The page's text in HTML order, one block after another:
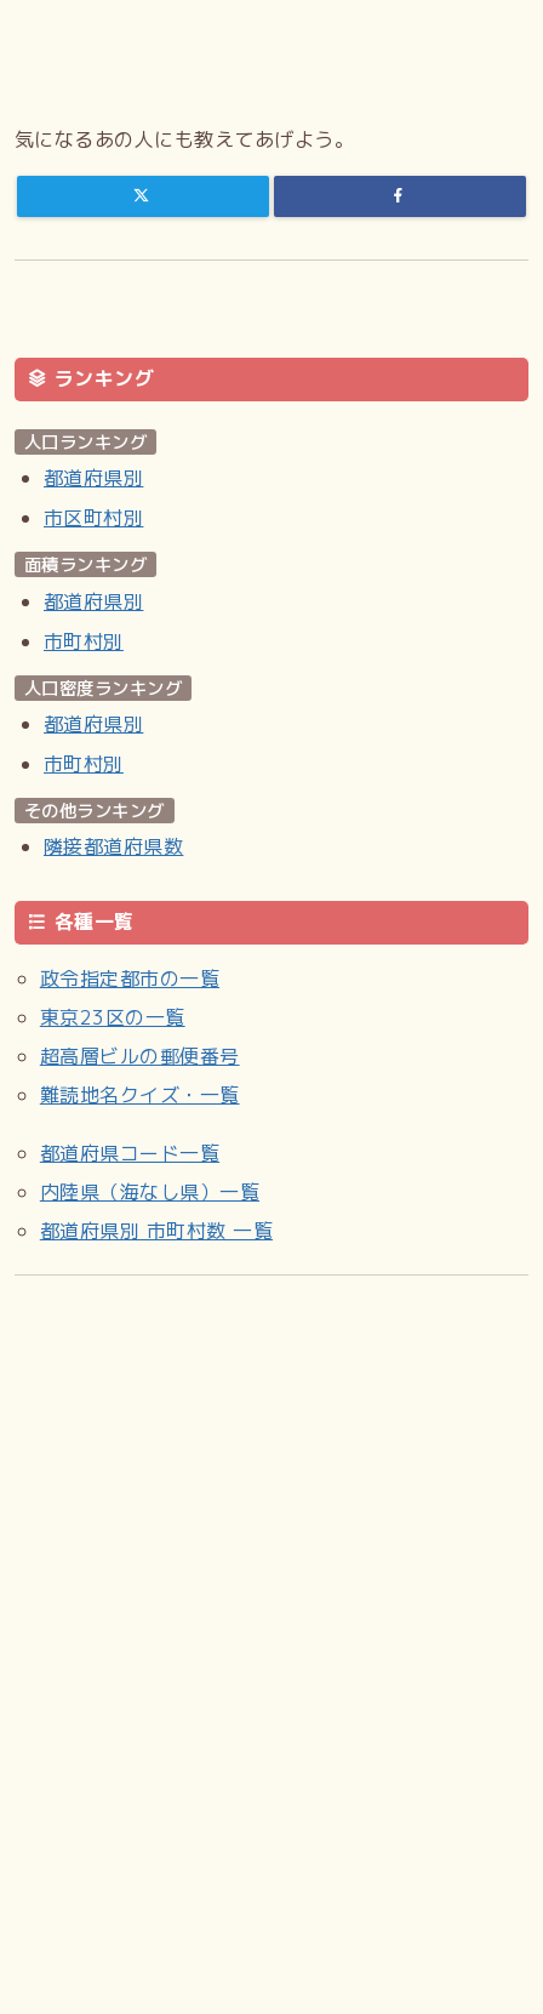
気になるあの人にも教えてあげよう。
ランキング
人口ランキング
都道府県別
市区町村別
面積ランキング
都道府県別
市町村別
人口密度ランキング
都道府県別
市町村別
その他ランキング
隣接都道府県数
各種一覧
政令指定都市の一覧
東京23区の一覧
超高層ビルの郵便番号
難読地名クイズ・一覧
都道府県コード一覧
内陸県（海なし県）一覧
都道府県別 市町村数 一覧